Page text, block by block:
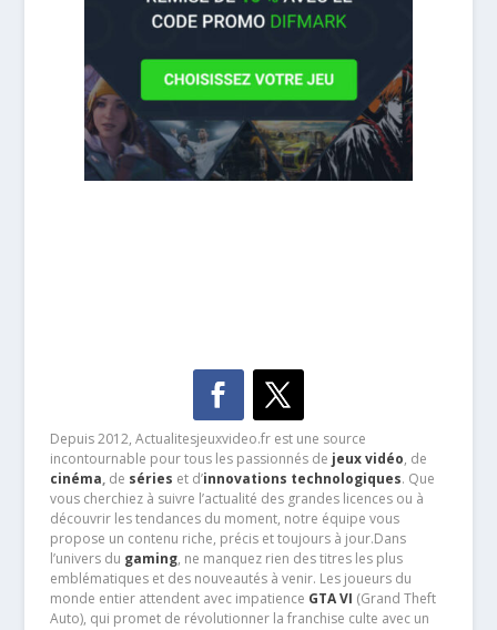
Depuis 2012, Actualitesjeuxvideo.fr est une source
incontournable pour tous les passionnés de jeux vidéo, de
cinéma,de séries et d’innovations technologiques. Que
vous cherchiez à suivre l’actualité des grandes licences ou à
découvrir les tendances du moment, notre équipe vous
propose un contenu riche, précis et toujours à jour.Dans
l’univers du gaming, ne manquez rien des titres les plus
emblématiques et des nouveautés à venir. Les joueurs du
monde entier attendent avec impatience GTA VI (Grand Theft
Auto), qui promet de révolutionner la franchise culte avec un